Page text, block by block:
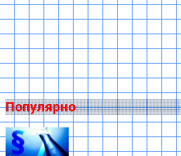
Популярно